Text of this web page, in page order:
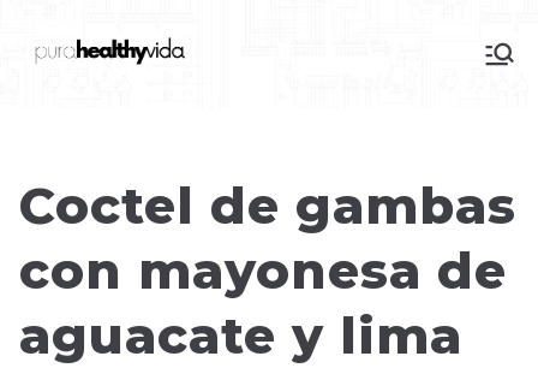
Coctel de gambas
con mayonesa de
aguacate y lima